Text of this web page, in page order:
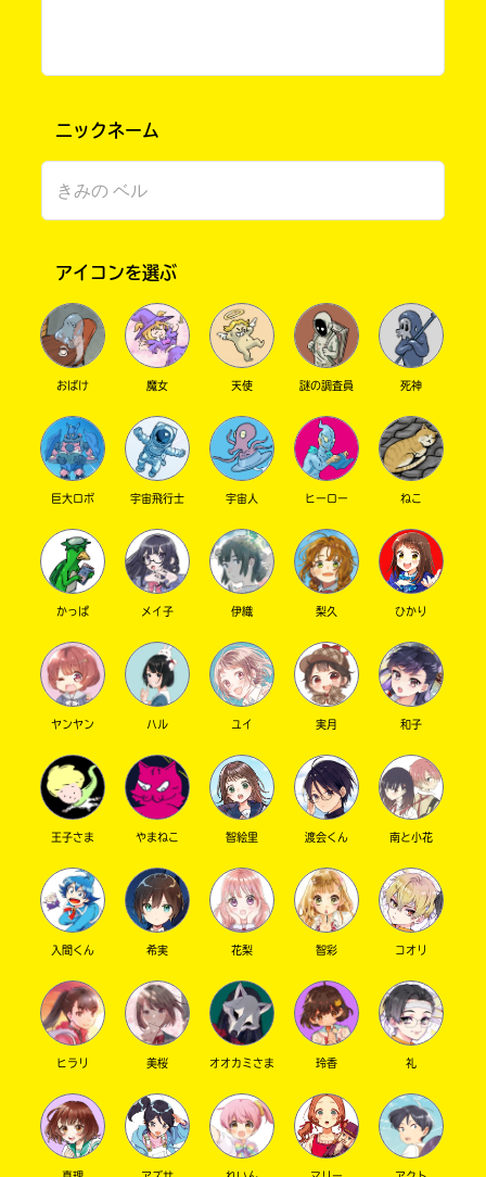
みんなからのお手紙が
このマチのことを
もっと知りたい
ニックネーム
アイコンを選ぶ
おばけ 魔女 天使 謎の調査員 死神
巨大ロボ 宇宙飛行士 宇宙人 ヒーロー ねこ
かっぱ メイ子 伊織 梨久 ひかり
ヤンヤン ハル ユイ 実月 和子
王子さま やまねこ 智絵里 渡会くん 南と小花
入間くん 希実 花梨 智彩 コオリ
ヒラリ 美桜 オオカミさま 玲香 礼